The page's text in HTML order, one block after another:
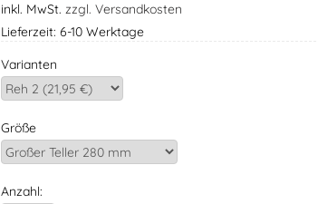
inkl. MwSt. zzgl. Versandkosten
Lieferzeit: 6-10 Werktage
Varianten
Größe
Anzahl: